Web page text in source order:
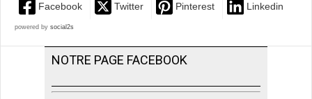
Facebook Twitter Pinterest Linkedin
powered by social2s
NOTRE PAGE FACEBOOK